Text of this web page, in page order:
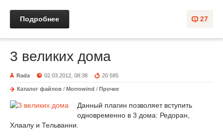
27
Подробнее
3 великих дома
Rada 02.03.2012, 08:38 20 585
Каталог файлов / Morrowind / Прочее
Данный плагин позволяет вступить
одновременно в 3 дома: Редоран,
Хлаалу и Тельванни.